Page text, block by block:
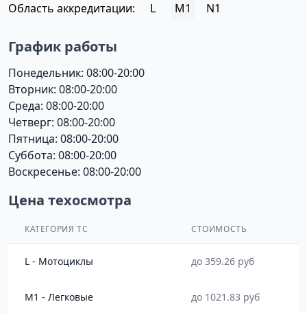
Область аккредитации: L M1 N1
График работы
Понедельник: 08:00-20:00
Вторник: 08:00-20:00
Среда: 08:00-20:00
Четверг: 08:00-20:00
Пятница: 08:00-20:00
Суббота: 08:00-20:00
Воскресенье: 08:00-20:00
Цена техосмотра
КАТЕГОРИЯ ТС СТОИМОСТЬ
L - Мотоциклы до 359.26 руб
M1 - Легковые до 1021.83 руб